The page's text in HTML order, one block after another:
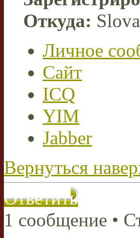
Откуда:
Личное
Сайт
ICQ
YIM
Jabber
Вернуться
Ответить
1 сообщение •